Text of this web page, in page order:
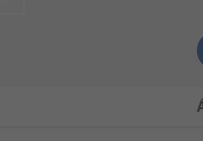
amire szüksége
vizsgáló- és
vizsgáló- és biztonsági
vagy